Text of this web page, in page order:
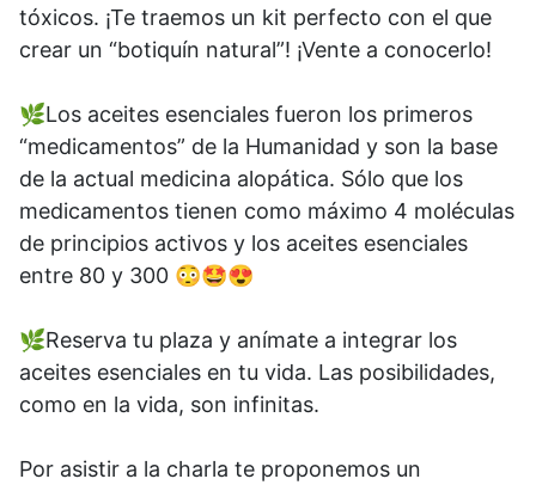
tóxicos. ¡Te traemos un kit perfecto con el que
crear un “botiquín natural”! ¡Vente a conocerlo!
🌿Los aceites esenciales fueron los primeros
“medicamentos” de la Humanidad y son la base
de la actual medicina alopática. Sólo que los
medicamentos tienen como máximo 4 moléculas
de principios activos y los aceites esenciales
entre 80 y 300 😳🤩😍
🌿Reserva tu plaza y anímate a integrar los
aceites esenciales en tu vida. Las posibilidades,
como en la vida, son infinitas.
Por asistir a la charla te proponemos un